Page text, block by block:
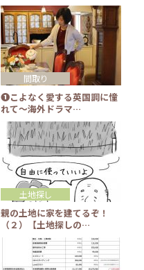
❶こよなく愛する英国調に憧
れて～海外ドラマ…
間取り
親の土地に家を建てるぞ！
（２）【土地探しの…
土地探し